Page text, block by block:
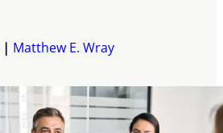
Matthew E. Wray